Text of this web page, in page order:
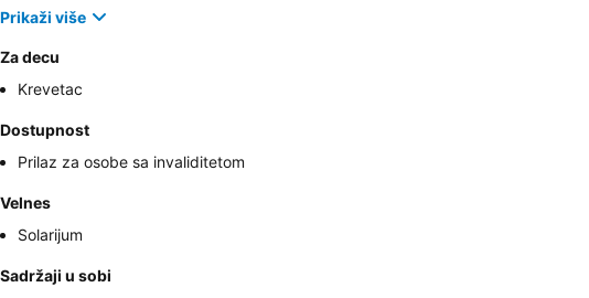
Prikaži više
Za decu
Krevetac
Dostupnost
Prilaz za osobe sa invaliditetom
Velnes
Solarijum
Sadržaji u sobi